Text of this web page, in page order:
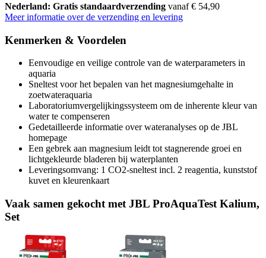
Nederland: Gratis standaardverzending vanaf € 54,90
Meer informatie over de verzending en levering
Kenmerken & Voordelen
Eenvoudige en veilige controle van de waterparameters in
aquaria
Sneltest voor het bepalen van het magnesiumgehalte in
zoetwateraquaria
Laboratoriumvergelijkingssysteem om de inherente kleur van
water te compenseren
Gedetailleerde informatie over wateranalyses op de JBL
homepage
Een gebrek aan magnesium leidt tot stagnerende groei en
lichtgekleurde bladeren bij waterplanten
Leveringsomvang: 1 CO2-sneltest incl. 2 reagentia, kunststof
kuvet en kleurenkaart
Vaak samen gekocht met JBL ProAquaTest Kalium,
Set